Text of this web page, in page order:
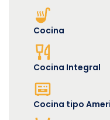
Cocina
Cocina Integral
Cocina tipo